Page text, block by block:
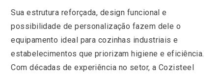
Sua estrutura reforçada, design funcional e
possibilidade de personalização fazem dele o
equipamento ideal para cozinhas industriais e
estabelecimentos que priorizam higiene e eficiência.
Com décadas de experiência no setor, a Cozisteel